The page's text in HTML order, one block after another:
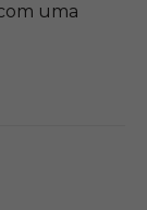
uma